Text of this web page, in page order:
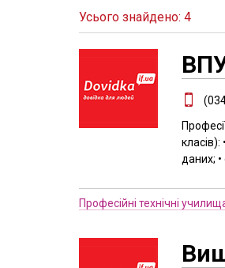
Усього знайдено: 4
даних;
Професійні технічні